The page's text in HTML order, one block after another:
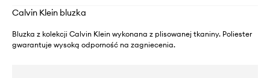
Calvin Klein bluzka
Bluzka z kolekcji Calvin Klein wykonana z plisowanej tkaniny. Poliester
gwarantuje wysoką odporność na zagniecenia.